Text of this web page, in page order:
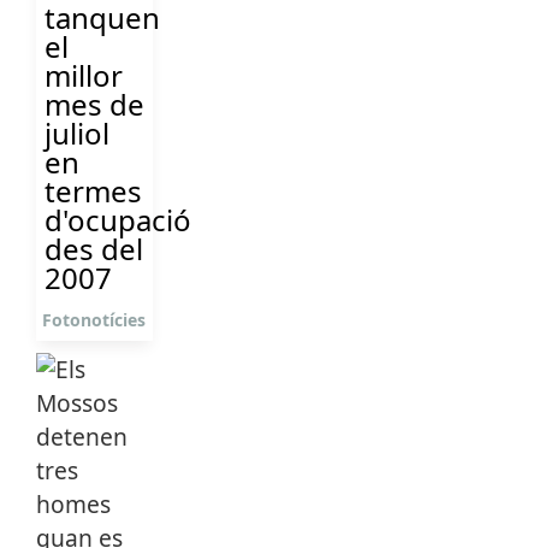
tanquen
el
millor
mes de
juliol
en
termes
d'ocupació
des del
2007
Fotonotícies